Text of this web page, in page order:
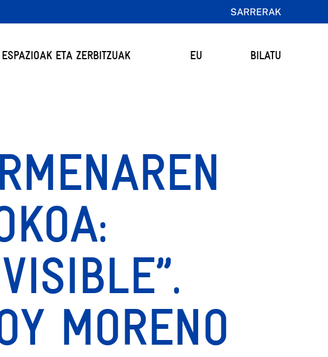
SARRERAK
ESPAZIOAK ETA ZERBITZUAK
EU BILATU
MORENO